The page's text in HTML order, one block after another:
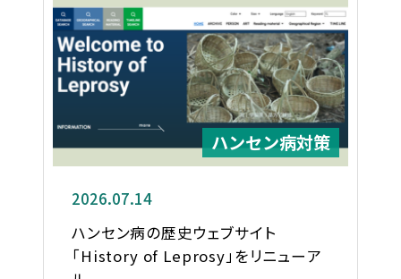
ハンセン病対策
2026.07.14
ハンセン病の歴史ウェブサイト
「History of Leprosy」をリニューア